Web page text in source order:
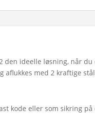
den ideelle løsning, når
aflukkes med 2 kraftige
kode eller som sikring